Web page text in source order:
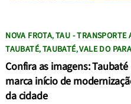
NOVA FROTA,TAU - TRANSPORTE
TAUBATÉ,TAUBATÉ,VALE DO
Confira as imagens:
marca início de
da cidade